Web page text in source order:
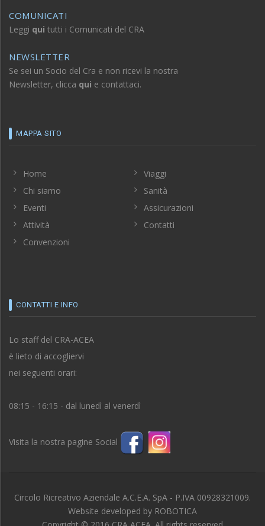
COMUNICATI
Leggi qui tutti i Comunicati del CRA
NEWSLETTER
Se sei un Socio del Cra e non ricevi la nostra
Newsletter, clicca qui e contattaci.
MAPPA SITO
Home
Chi siamo
Eventi
Attività
Convenzioni
Viaggi
Sanità
Assicurazioni
Contatti
CONTATTI E INFO
Lo staff del CRA-ACEA
è lieto di accogliervi
nei seguenti orari:
08:15 - 16:15 - dal lunedì al venerdì
Visita la nostra pagine Social
Circolo Ricreativo Aziendale A.C.E.A. SpA - P.IVA 00928321009.
Website developed by ROBOTICA